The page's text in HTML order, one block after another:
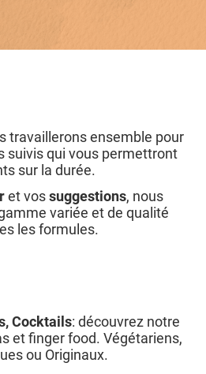
travaillerons ensemble pour
suivis qui vous permettront
sur la durée.
et vossuggestions, nous
variée et de qualité
les formules.
Cocktails: découvrez notre
et finger food. Végétariens,
ou Originaux.